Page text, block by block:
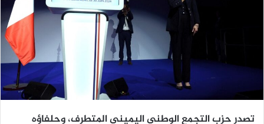
تصدر حزب التجمع الوطني اليميني المتطرف، وحلفاؤه